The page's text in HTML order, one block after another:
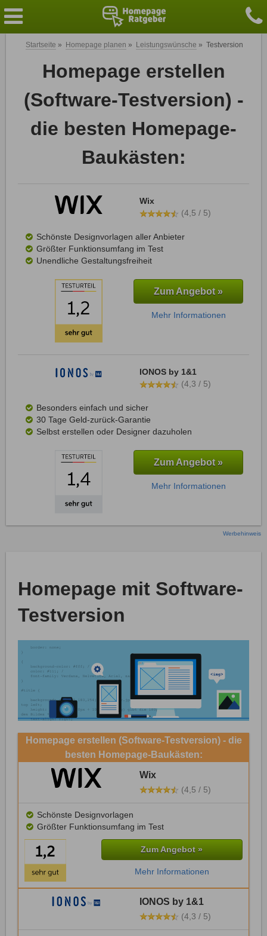
Startseite » Homepage planen » Leistungswünsche » Testversion
Homepage erstellen
(Software-Testversion) -
die besten Homepage-
Baukästen:
Wix
(4,5 / 5)
Schönste Designvorlagen aller Anbieter
Größter Funktionsumfang im Test
Unendliche Gestaltungsfreiheit
Zum Angebot »
Mehr Informationen
IONOS by 1&1
(4,3 / 5)
Besonders einfach und sicher
30 Tage Geld-zurück-Garantie
Selbst erstellen oder Designer dazuholen
Zum Angebot »
Mehr Informationen
Werbehinweis
Homepage mit Software-
Testversion
Homepage erstellen (Software-Testversion) - die
besten Homepage-Baukästen:
Wix
(4,5 / 5)
Schönste Designvorlagen
Größter Funktionsumfang im Test
Zum Angebot »
Mehr Informationen
IONOS by 1&1
(4,3 / 5)